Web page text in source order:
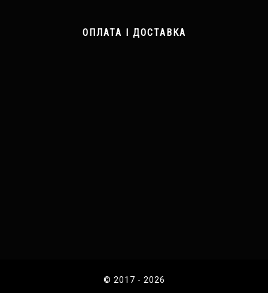
ОПЛАТА І ДОСТАВКА
© 2017 - 2026